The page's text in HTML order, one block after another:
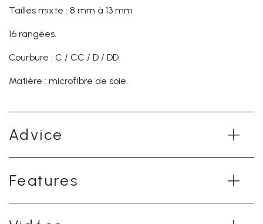
Tailles mixte : 8 mm à 13 mm
16 rangées.
Courbure : C / CC / D / DD
Matière : microfibre de soie.
Advice
Features